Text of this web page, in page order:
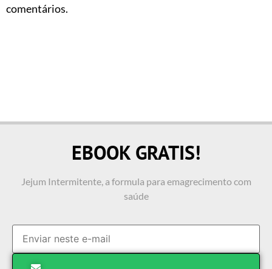
comentários.
EBOOK GRATIS!
Jejum Intermitente, a formula para emagrecimento com
saúde